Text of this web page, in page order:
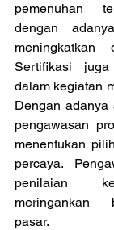
pemenuhan
dengan
Sertifikasi
dalam kegiatan
Dengan adanya
pengawasan
menentukan
percaya.
penilaian
meringankan
pasar.